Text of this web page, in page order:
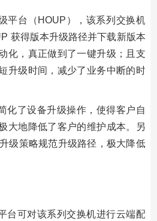
平台（HOUP），该系列交换机
获得版本升级路径并下载新版本
化，真正做到了一键升级；且支
升级时间，减少了业务中断的时
化了设备升级操作，使得客户自
大地降低了客户的维护成本。另
级策略规范升级路径，极大降低
台可对该系列交换机进行云端配